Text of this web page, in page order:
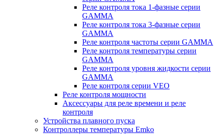
Реле контроля тока 1-фазные серии
GAMMA
Реле контроля тока 3-фазные серии
GAMMA
Реле контроля частоты серии GAMMA
Реле контроля температуры серии
GAMMA
Реле контроля уровня жидкости серии
GAMMA
Реле контроля серии VEO
Реле контроля мощности
Аксессуары для реле времени и реле
контроля
Устройства плавного пуска
Контроллеры температуры Emko